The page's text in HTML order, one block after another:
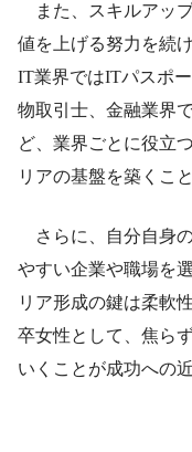
また、スキルアッ
値を上げる努力を続
IT業界ではITパスポ
物取引士、金融業界
ど、業界ごとに役立
リアの基盤を築くこ
さらに、自分自身
やすい企業や職場を
リア形成の鍵は柔軟
卒女性として、焦ら
いくことが成功への